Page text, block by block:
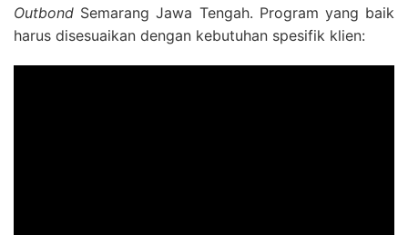
Outbond Semarang Jawa Tengah. Program yang baik
harus disesuaikan dengan kebutuhan spesifik klien: